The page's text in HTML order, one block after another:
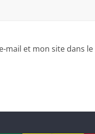
mail et mon site dans